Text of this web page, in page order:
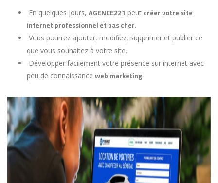
En quelques jours, AGENCE221 peut créer votre site
internet professionnel et pas cher.
Vous pourrez ajouter, modifiez, supprimer et publier ce
que vous souhaitez à votre site.
Développer facilement votre présence sur internet avec
peu de connaissance web marketing.